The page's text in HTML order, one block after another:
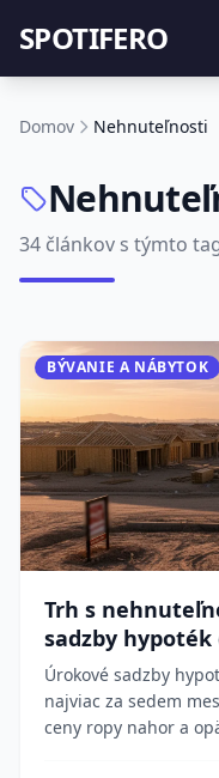
SPOTIFERO
Domov Nehnuteľnosti
34 článkov s týmto
BÝVANIE A NÁBYTOK
Trh s
sadzby hypoték
maximum
Úrokové sadzby
najviac za sedem
ceny ropy nahor a